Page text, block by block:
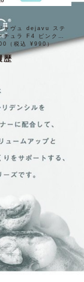
ャヴュ dejavu ステ
チュラ F4 ピンクベー
【アイブロウ】【イミ
】
（税込 ¥990）
歴